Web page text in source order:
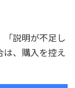
説明が不足し
、購入を控え